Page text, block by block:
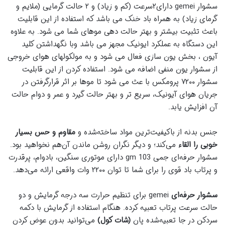
سشوار gemei دارای۲سرعت (کم و زیاد) و ۲ حالت گرمایی (ملایم و
گرمای زیاد) به همراه باد خنک می باشد که استفاده از این قابلیت
باعث تثبیت بیشتر و بهتر حالت دهی موهای شما می شود. به علاوه
این دستگاه به عملکرد ایونیک مجهز می باشد وبا نگهداشتن کلید
آیون ، بخش یون سازی فعال می شود و به مولکولهای هوای خروجی
از سشوار یون منفی اضافه می شود. استفاده کردن از این قابلیت
سشوار ۷۲۰۰ پرومکس با عث می شود تا موها بر اثر قرارگرفتن در
جریان هوای آیونیک، سریع تر و بهتر حالت گیرد و عمر و دوام حالت
آن افزایش یابد.
جنس بدنه از باکیفیت‌ترین مواد ساخته‌شده و مقاوم و حس بسیار
خوبی را القاء می‌کند؛ و دیگر نگران روشن ماندن آن‌هم نخواهید بود.
سشوار حرفه‌ای جمی gm 103 دارای موتوری سنگین، بادوام، پرقدرت
و پرتاب باد قوی را برای شما تا توان ۲۲۰۰ وات واقعی ارائه می‌دهد.
سشوار حرفه‌ای gemei برای تنظیم حرارت سه درجه گرمایش و دو
حالت سرعت پرتاب تعبیه کرده. هنگام استفاده از گرمایش با دکمه
سردکن در جا تعبیه‌شده پان (شات کول) می‌توانید بدون عوض کردن